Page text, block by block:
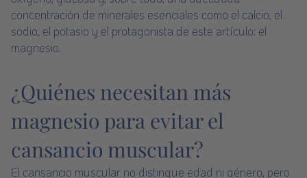
concentración de minerales esenciales como el calcio, el
sodio, el potasio y el protagonista de este artículo: el
magnesio.
¿Quiénes necesitan más
magnesio para evitar el
cansancio muscular?
El cansancio muscular no distingue edad ni género, pero